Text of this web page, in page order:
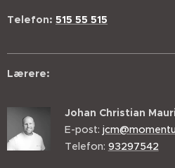
Telefon: 515 55 515
Lærere:
Johan Christian
E-post:
Telefon: 93297542